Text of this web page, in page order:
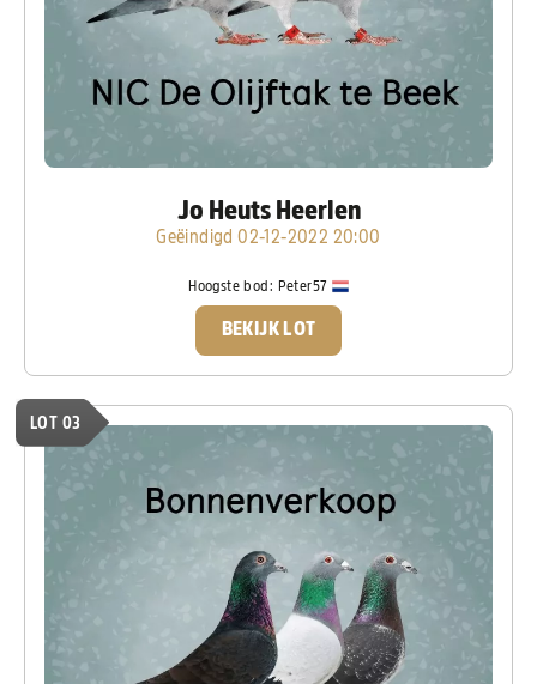
Jo Heuts Heerlen
Geëindigd 02-12-2022 20:00
Hoogste bod: Peter57
BEKIJK LOT
LOT 03